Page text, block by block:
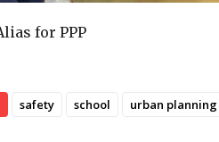
for PPP
safety school urban planning